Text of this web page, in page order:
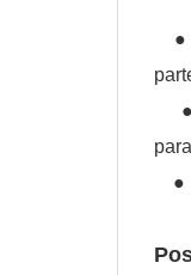
●
●
●